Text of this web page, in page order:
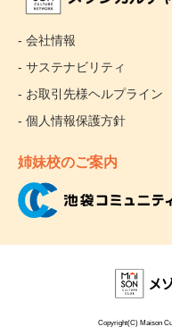
- 会社情報
- サステナビリティ
- お取引先様ヘルプライン
- 個人情報保護方針
姉妹校のご案内
Copyright(C) Maison